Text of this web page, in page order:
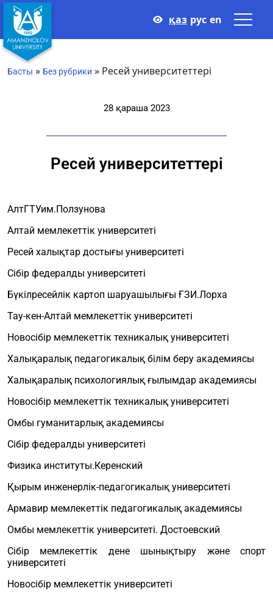
қаз рус en
Басты » Без рубрики » Ресей университеттері
28 қараша 2023
Ресей университеттері
АлтГТУим.Ползунова
Алтай мемлекеттік университеті
Ресей халықтар достығы университеті
Сібір федералды университеті
Бүкілресейлік картоп шаруашылығы ҒЗИ.Лорха
Тау-кен-Алтай мемлекеттік университеті
Новосібір мемлекеттік техникалық университеті
Халықаралық педагогикалық білім беру академиясы
Халықаралық психологиялық ғылымдар академиясы
Новосібір мемлекеттік техникалық университеті
Омбы гуманитарлық академиясы
Сібір федералды университеті
Физика институты.Керенский
Қырым инженерлік-педагогикалық университеті
Армавир мемлекеттік педагогикалық академиясы
Омбы мемлекеттік университеті. Достоевский
Сібір мемлекеттік дене шынықтыру және спорт
университеті
Новосібір мемлекеттік университеті